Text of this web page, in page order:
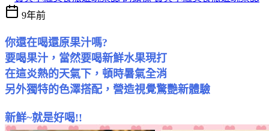
9年前
你還在喝還原果汁嗎?
要喝果汁，當然要喝新鮮水果現打
在這炎熱的天氣下，頓時暑氣全消
另外獨特的色澤搭配，營造視覺驚艷新體驗
新鮮~就是好喝!!